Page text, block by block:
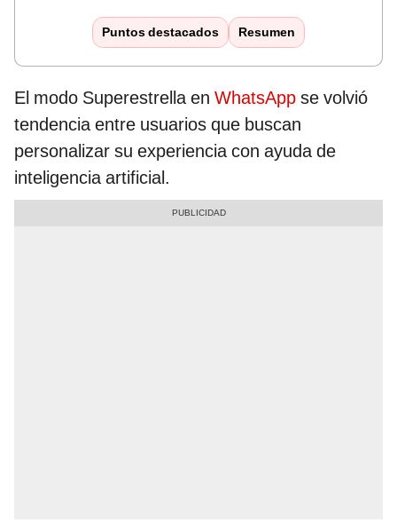
Puntos destacados Resumen
El modo Superestrella en WhatsApp se volvió
tendencia entre usuarios que buscan
personalizar su experiencia con ayuda de
inteligencia artificial.